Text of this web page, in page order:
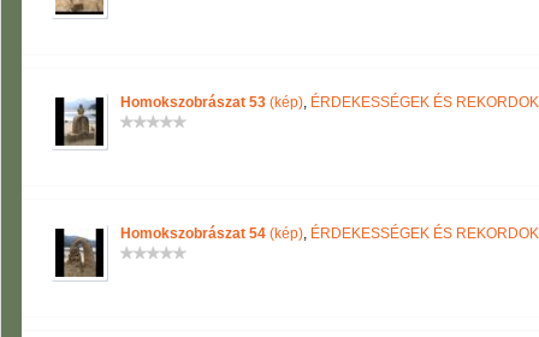
Homokszobrászat 53 (kép), ÉRDEKESSÉGEK ÉS REKORDOK
Homokszobrászat 54 (kép), ÉRDEKESSÉGEK ÉS REKORDOK